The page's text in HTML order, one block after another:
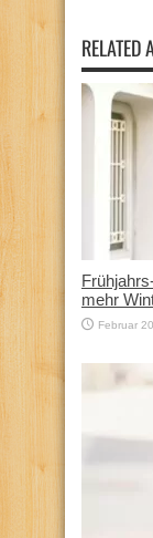
RELATED
mehr
Februar